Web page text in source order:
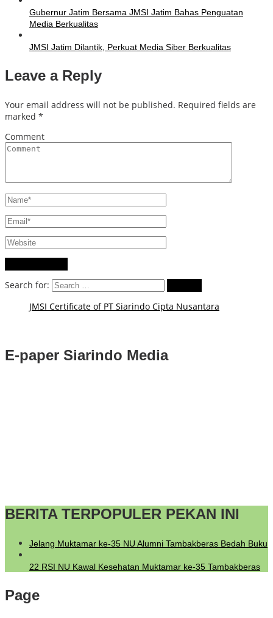
Gubernur Jatim Bersama JMSI Jatim Bahas Penguatan
Media Berkualitas
JMSI Jatim Dilantik, Perkuat Media Siber Berkualitas
Leave a Reply
Your email address will not be published. Required fields are
marked *
Comment
Search for:
JMSI Certificate of PT Siarindo Cipta Nusantara
E-paper Siarindo Media
BERITA TERPOPULER PEKAN INI
Jelang Muktamar ke-35 NU Alumni Tambakberas Bedah Buku
22 RSI NU Kawal Kesehatan Muktamar ke-35 Tambakberas
Page